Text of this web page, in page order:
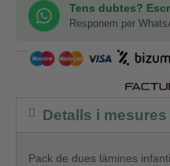
Tens dubtes?
Responem per
Detalls i mesures
Pack de dues làmines